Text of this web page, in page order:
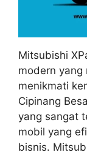
Mitsubishi
modern yang
menikmati
Cipinang
yang sangat
mobil yang
bisnis.